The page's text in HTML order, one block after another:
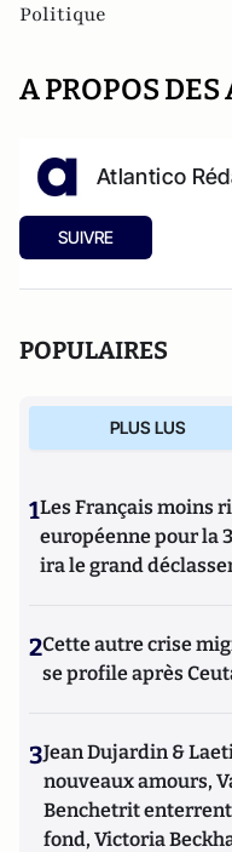
Politique
A PROPOS DES
Atlantico
SUIVRE
POPULAIRES
PLUS LUS
1Les Français moins
européenne pour la
ira le grand
2Cette autre crise
se profile après
3Jean Dujardin &
nouveaux amours,
Benchetrit
fond, Victoria